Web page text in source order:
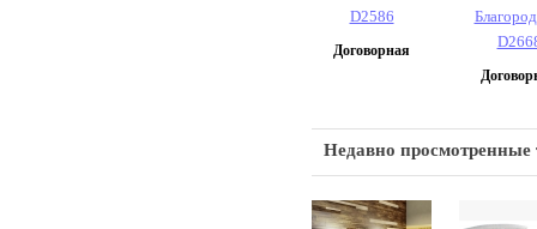
D2586
Договорная
Недавно просмотренные